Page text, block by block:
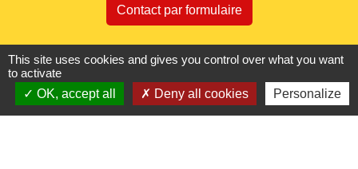
Contact par formulaire
Horaires d'ouverture au public
le lundi 9h à 12h30 et de 13h30 à 17h.
le mercredi 9h à 12h30
This site uses cookies and gives you control over what you want
to activate
OK, accept all
Deny all cookies Personalize